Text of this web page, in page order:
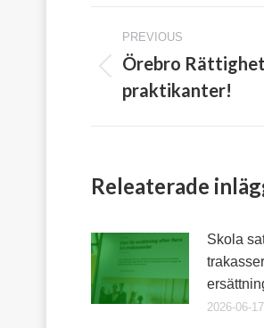
Post
navigation
PREVIOUS
post:
Örebro
praktikanter!
Releaterade
Skola
2026-06-17